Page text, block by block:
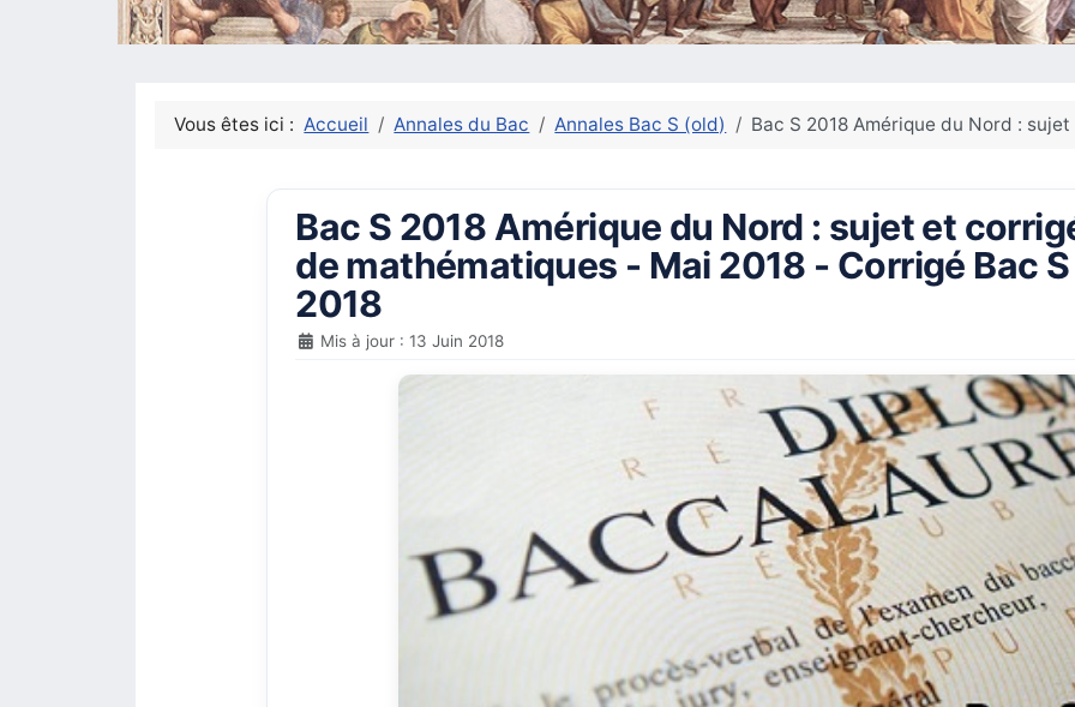
Vous êtes ici :Accueil Annales du Bac Annales Bac S (old) Bac S 2018 Amérique du Nord :
Bac S 2018 Amérique du Nord : sujet et
de mathématiques - Mai 2018 - Corrigé Bac S
2018
Mis à jour : 13 Juin 2018